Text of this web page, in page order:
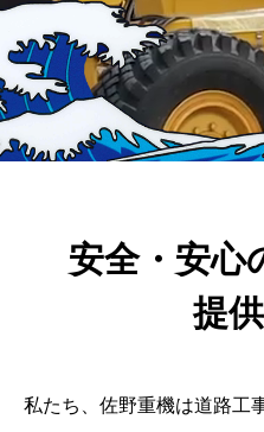
安全・安心
提
私たち、佐野重機は道路工